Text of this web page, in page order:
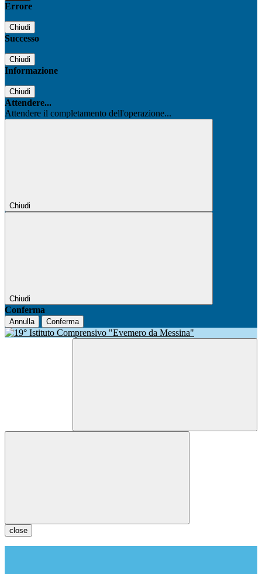
Errore
Chiudi
Successo
Chiudi
Informazione
Chiudi
Attendere...
Attendere il completamento dell'operazione...
Chiudi
Chiudi
Conferma
Annulla Conferma
close